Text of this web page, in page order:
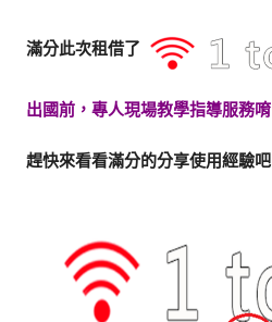
滿分此次租借了
出國前，專人現場教學指導服務唷
趕快來看看滿分的分享使用經驗吧